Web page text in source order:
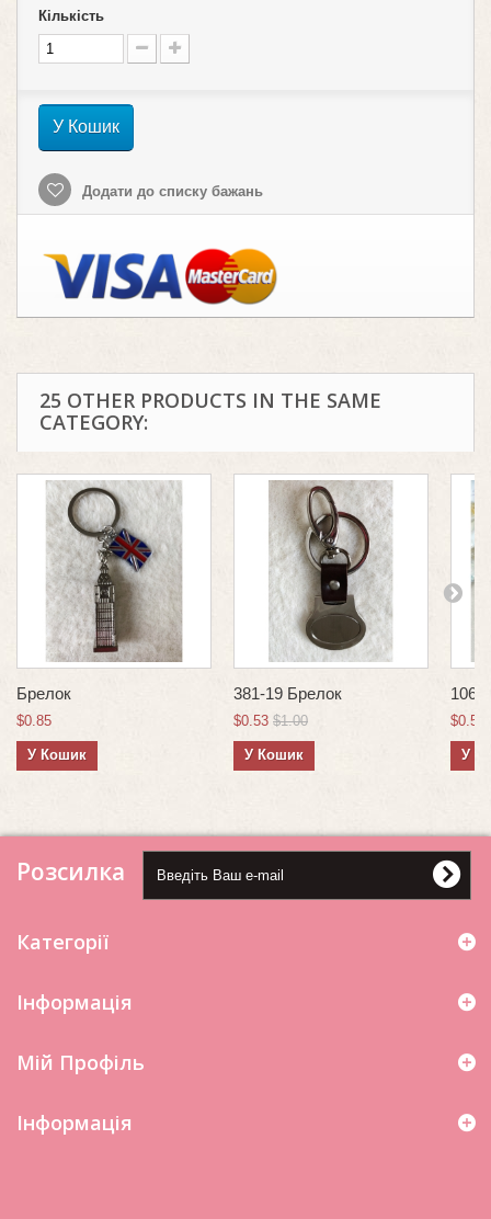
Кількість
У Кошик
Додати до списку бажань
25 OTHER PRODUCTS IN THE SAME
CATEGORY:
Брелок
$0.85
У Кошик
381-19 Брелок
$0.53 $1.00
У Кошик
$0.53
У
Розсилка
Категорії
Інформація
Мій Профіль
Iнформація